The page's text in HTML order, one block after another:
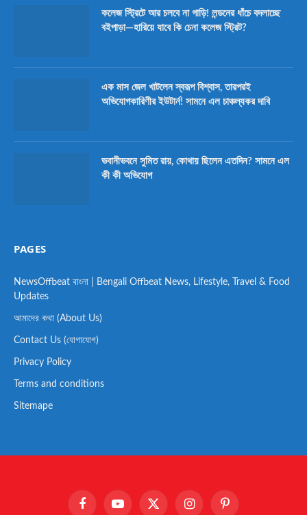
কলেজ স্ট্রিটে আর চলবে না গাড়ি! লন্ডনের ধাঁচে বদলাচ্ছে
বইপাড়া—হারিয়ে যাবে কি চেনা কলেজ স্ট্রিট?
এক মাস জেল খাটলেন স্বরূপ বিশ্বাস, তারপরই
অভিযোগকারিণীর ইউটার্ন! সামনে এল চাঞ্চল্যকর দাবি
ভবানীভবনে সুমিত রায়, কোথায় ছিলেন এতদিন? সামনে এল
কী কী অভিযোগ
PAGES
NewsOffbeat বাংলা | Bengali Offbeat News, Lifestyle, Travel & Food
Updates
আমাদের কথা (About Us)
Contact Us (যোগাযোগ)
Privacy Policy
Terms and conditions
Sitemape
FacebookYouTube X InstagramPinterest